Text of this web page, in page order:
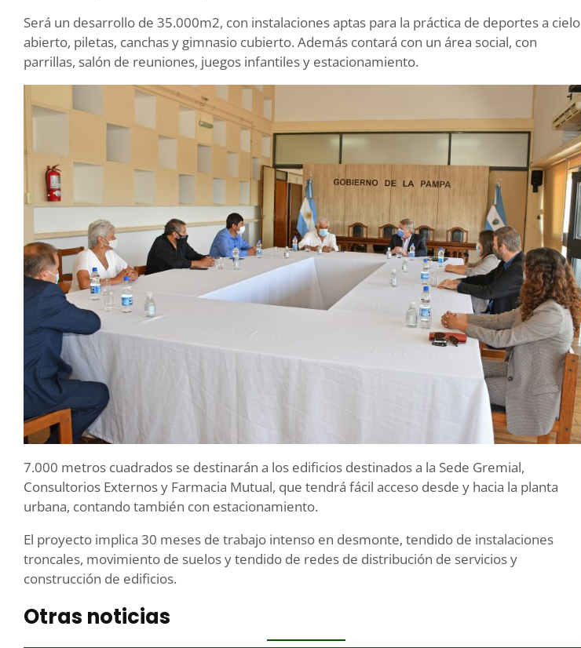
Será un desarrollo de 35.000m2, con instalaciones aptas para la práctica de deportes a cielo
abierto, piletas, canchas y gimnasio cubierto. Además contará con un área social, con
parrillas, salón de reuniones, juegos infantiles y estacionamiento.
7.000 metros cuadrados se destinarán a los edificios destinados a la Sede Gremial,
Consultorios Externos y Farmacia Mutual, que tendrá fácil acceso desde y hacia la planta
urbana, contando también con estacionamiento.
El proyecto implica 30 meses de trabajo intenso en desmonte, tendido de instalaciones
troncales, movimiento de suelos y tendido de redes de distribución de servicios y
construcción de edificios.
Otras noticias